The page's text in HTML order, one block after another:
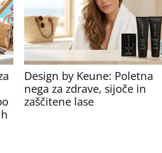
Design by Keune: Poletna
nega za zdrave, sijoče in
zaščitene lase